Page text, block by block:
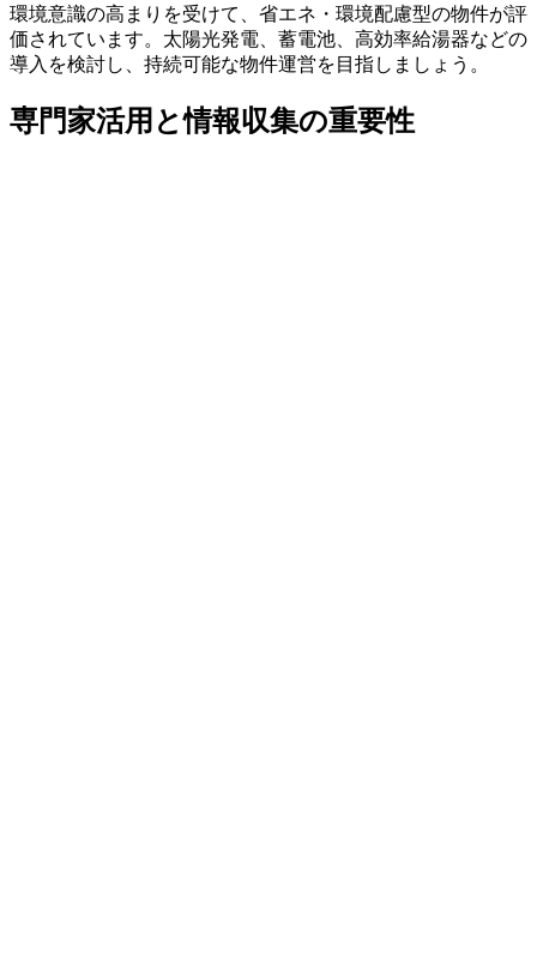
環境意識の高まりを受けて、省エネ・環境配慮型の物件が評
価されています。太陽光発電、蓄電池、高効率給湯器などの
導入を検討し、持続可能な物件運営を目指しましょう。
専門家活用と情報収集の重要性